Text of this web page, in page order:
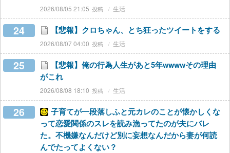
2026/08/05 21:05 生活
24 【悲報】クロちゃん、とち狂ったツイートをする
2026/08/07 04:00 生活
25
【悲報】俺の行為人生があと5年wwwwその理由
がこれ
2026/08/08 18:10 生活
26
子育てが一段落しふと元カレのことが懐かしくな
って恋愛関係のスレを読み漁ってたのが夫にバレ
た。不機嫌なんだけど別に妄想なんだから妻が何読
んでたってよくない？